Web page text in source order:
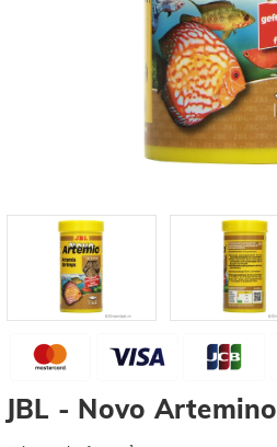
JBL - Novo Artemino